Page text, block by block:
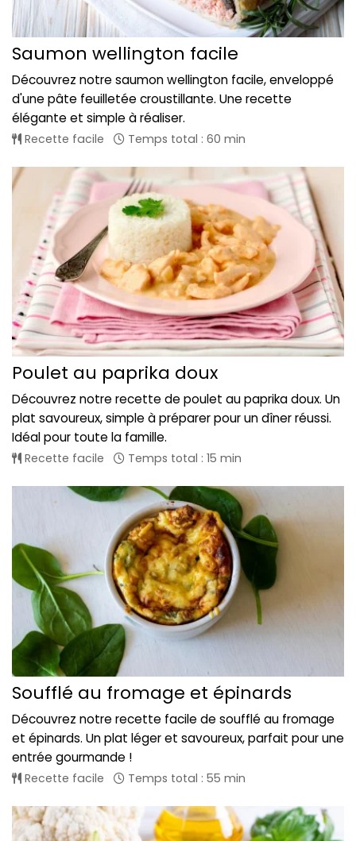
Saumon wellington facile
Découvrez notre saumon wellington facile, enveloppé
d'une pâte feuilletée croustillante. Une recette
élégante et simple à réaliser.
Recette facile Temps total : 60 min
Poulet au paprika doux
Découvrez notre recette de poulet au paprika doux. Un
plat savoureux, simple à préparer pour un dîner réussi.
Idéal pour toute la famille.
Recette facile Temps total : 15 min
Soufflé au fromage et épinards
Découvrez notre recette facile de soufflé au fromage
et épinards. Un plat léger et savoureux, parfait pour une
entrée gourmande !
Recette facile Temps total : 55 min